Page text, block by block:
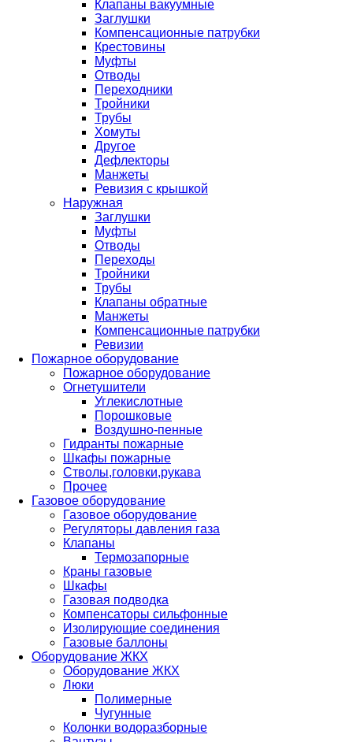
Клапаны вакуумные
Заглушки
Компенсационные патрубки
Крестовины
Муфты
Отводы
Переходники
Тройники
Трубы
Хомуты
Другое
Дефлекторы
Манжеты
Ревизия с крышкой
Наружная
Заглушки
Муфты
Отводы
Переходы
Тройники
Трубы
Клапаны обратные
Манжеты
Компенсационные патрубки
Ревизии
Пожарное оборудование
Пожарное оборудование
Огнетушители
Углекислотные
Порошковые
Воздушно-пенные
Гидранты пожарные
Шкафы пожарные
Стволы,головки,рукава
Прочее
Газовое оборудование
Газовое оборудование
Регуляторы давления газа
Клапаны
Термозапорные
Краны газовые
Шкафы
Газовая подводка
Компенсаторы сильфонные
Изолирующие соединения
Газовые баллоны
Оборудование ЖКХ
Оборудование ЖКХ
Люки
Полимерные
Чугунные
Колонки водоразборные